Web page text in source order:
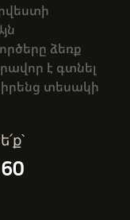
ձեռք
է գտնել
տեսակի